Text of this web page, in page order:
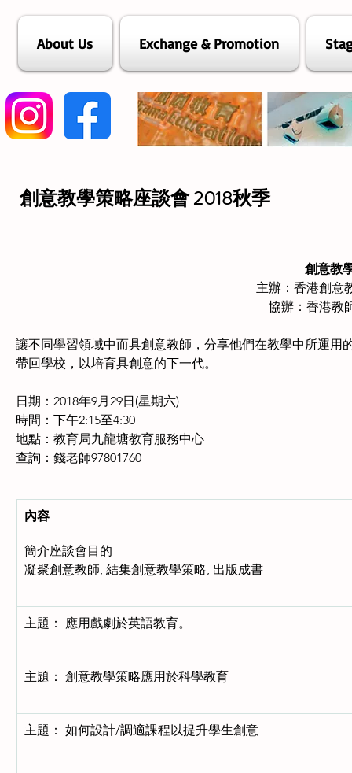
About Us Exchange & Promotion
創意教學策略座談會 2018秋季
創意教
主辦：香港創意
協辦：香港教
讓不同學習領域中而具創意教師，分享他們在教學中所運
帶回學校，以培育具創意的下一代。
日期：2018年9月29日(星期六)
時間：下午2:15至4:30
地點：教育局九龍塘教育服務中心
查詢：錢老師97801760
內容
簡介座談會目的
凝聚創意教師, 結集創意教學策略, 出版成書
主題： 應用戲劇於英語教育。
主題： 創意教學策略應用於科學教育
主題： 如何設計/調適課程以提升學生創意